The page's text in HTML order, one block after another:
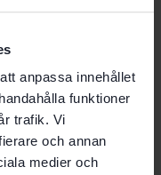
anpassa innehållet
funktioner
trafik. Vi
och annan
medier och
och